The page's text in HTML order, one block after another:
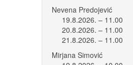
Nevena Predojević
19.8.2026. – 11.00
20.8.2026. – 11.00
21.8.2026. – 11.00
Mirjana Simović